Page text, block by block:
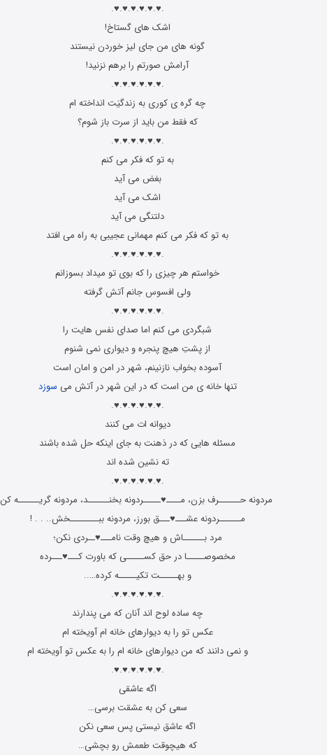
.♥.♥.♥.♥.♥.♥.
اشک های گستاخ!
گونه های من جای لیز خوردن نیستند
آرامش صورتم را برهم نزنید!
.♥.♥.♥.♥.♥.♥.
چه گره ی کوری به زندگیَت انداخته ام
که فقط من باید از سرت باز شوم؟
.♥.♥.♥.♥.♥.♥.
به تو که فکر می کنم
بغض می آید
اشک می آید
دلتنگی می آید
به تو که فکر می کنم مهمانی عجیبی به راه می افتد
.♥.♥.♥.♥.♥.♥.
خواستم هر چیزی را که بوی تو میداد بسوزانم
ولی افسوس جانم آتش گرفته
.♥.♥.♥.♥.♥.♥.
شبگردی می کنم اما صدای نفس هایت را
از پشتِ هیچ پنجره و دیواری نمی شنوم
آسوده بخواب نازنینم، شهر در امن و امان است
تنها خانه ی من است که در این شهر در آتش می سوزد
.♥.♥.♥.♥.♥.♥.
دیوانه ات می کنند
مسئله هایی که در ذهنت به جای اینکه حل شده باشند
ته نشین شده اند
.♥.♥.♥.♥.♥.♥.
مردونه حــــــرف بزن، مــــ♥ـــــردونه بخنــــــد، مردونه گریــــــه کن
مــــــردونه عشـــ♥ـــق بورز، مردونه ببــــــــخش.. . . !
مرد بــــــاش و هیچ وقت نامـــ♥ــردی نکن؛
مخصوصـــــا در حق کســـــی که باورت کـــ♥ـــرده
و بهـــــت تکیـــــه کرده…..
.♥.♥.♥.♥.♥.♥.
چه ساده لوح اند آنان که می پندارند
عکس تو را به دیوارهای خانه ام آویخته ام
و نمی دانند که من دیوارهای خانه ام را به عکس تو آویخته ام
.♥.♥.♥.♥.♥.♥.
اگه عاشقی
سعی کن به عشقت برسی…
اگه عاشق نیستی پس سعی نکن
که هیچوقت طعمش رو بچشی…